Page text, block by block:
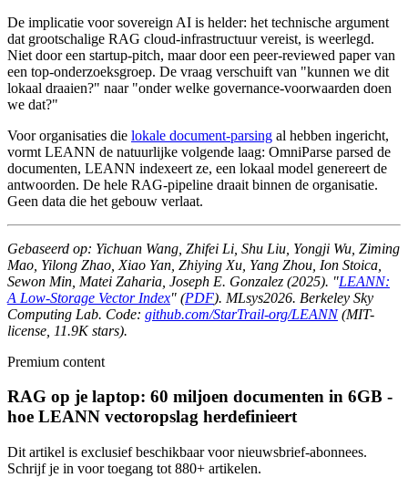
De implicatie voor sovereign AI is helder: het technische argument
dat grootschalige RAG cloud-infrastructuur vereist, is weerlegd.
Niet door een startup-pitch, maar door een peer-reviewed paper van
een top-onderzoeksgroep. De vraag verschuift van "kunnen we dit
lokaal draaien?" naar "onder welke governance-voorwaarden doen
we dat?"
Voor organisaties die lokale document-parsing al hebben ingericht,
vormt LEANN de natuurlijke volgende laag: OmniParse parsed de
documenten, LEANN indexeert ze, een lokaal model genereert de
antwoorden. De hele RAG-pipeline draait binnen de organisatie.
Geen data die het gebouw verlaat.
Gebaseerd op: Yichuan Wang, Zhifei Li, Shu Liu, Yongji Wu, Ziming
Mao, Yilong Zhao, Xiao Yan, Zhiying Xu, Yang Zhou, Ion Stoica,
Sewon Min, Matei Zaharia, Joseph E. Gonzalez (2025). "LEANN:
A Low-Storage Vector Index" (PDF). MLsys2026. Berkeley Sky
Computing Lab. Code: github.com/StarTrail-org/LEANN(MIT-
license, 11.9K stars).
Premium content
RAG op je laptop: 60 miljoen documenten in 6GB -
hoe LEANN vectoropslag herdefinieert
Dit artikel is exclusief beschikbaar voor nieuwsbrief-abonnees.
Schrijf je in voor toegang tot 880+ artikelen.